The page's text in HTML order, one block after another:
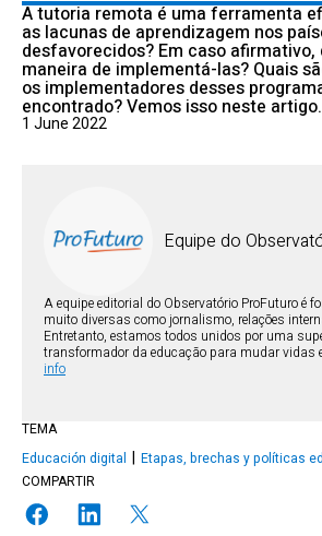
A tutoria remota é uma ferramenta
as lacunas de aprendizagem nos
desfavorecidos? Em caso afirmativo,
maneira de implementá-las? Quais
os implementadores desses
encontrado? Vemos isso neste artigo.
1 June 2022
Equipe do
A equipe editorial do Observatório ProFuturo é
muito diversas como jornalismo, relações
Entretanto, estamos todos unidos por uma
transformador da educação para mudar
info
TEMA
Educación digital
Etapas, brechas y políticas
COMPARTIR